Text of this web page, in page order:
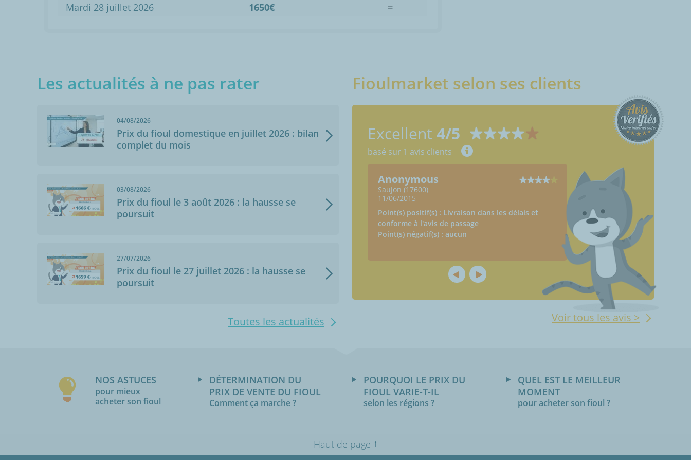
Mardi 28 juillet 2026
1650€ =
Les actualités à ne pas rater
04/08/2026
Prix du fioul domestique en juillet 2026 : bilan
complet du mois
03/08/2026
Prix du fioul le 3 août 2026 : la hausse se
poursuit
27/07/2026
Prix du fioul le 27 juillet 2026 : la hausse se
poursuit
Toutes les actualités
Fioulmarket selon ses clients
Excellent 4/5
basé sur 1 avis clients
Voir tous les avis >
Anonymous
Saujon (17600)
11/06/2015
Point(s) positif(s) : Livraison dans les délais et
conforme à l'avis de passage
Point(s) négatif(s) : aucun
NOS ASTUCES
pour mieux
acheter son fioul
DÉTERMINATION DU
PRIX DE VENTE DU FIOUL
Comment ça marche ?
POURQUOI LE PRIX DU
FIOUL VARIE-T-IL
selon les régions ?
QUEL EST LE MEILLEUR
MOMENT
pour acheter son fioul ?
Haut de page ↑